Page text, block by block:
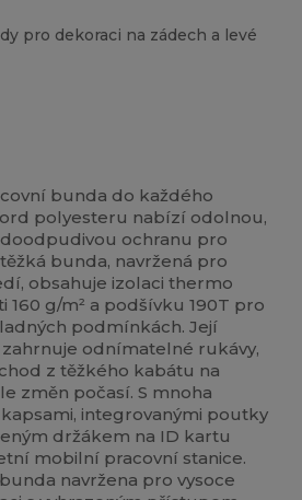
pro dekoraci na zádech a levé
bunda do každého
polyesteru nabízí odolnou,
ochranu pro
bunda, navržená pro
obsahuje izolaci thermo
g/m² a podšívku 190T pro
podmínkách. Její
odnímatelné rukávy,
z těžkého kabátu na
změn počasí. S mnoha
integrovanými poutky
držákem na ID kartu
mobilní pracovní stanice.
navržena pro vysoce